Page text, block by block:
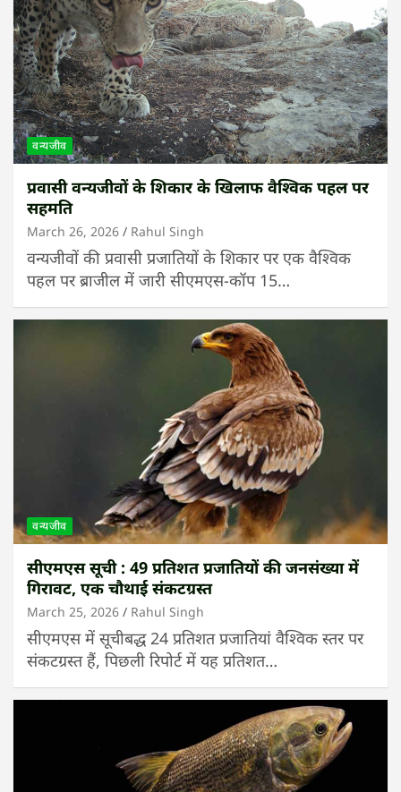
वन्यजीव
प्रवासी वन्यजीवों के शिकार के खिलाफ वैश्विक पहल पर
सहमति
March 26, 2026 Rahul Singh
वन्यजीवों की प्रवासी प्रजातियों के शिकार पर एक वैश्विक
पहल पर ब्राजील में जारी सीएमएस-कॉप 15…
वन्यजीव
सीएमएस सूची : 49 प्रतिशत प्रजातियों की जनसंख्या में
गिरावट, एक चौथाई संकटग्रस्त
March 25, 2026 Rahul Singh
सीएमएस में सूचीबद्ध 24 प्रतिशत प्रजातियां वैश्विक स्तर पर
संकटग्रस्त हैं, पिछली रिपोर्ट में यह प्रतिशत…